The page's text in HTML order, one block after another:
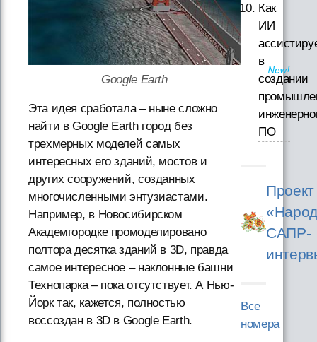
Google Earth
Эта идея сработала – ныне сложно
найти в Google Earth город без
трехмерных моделей самых
интересных его зданий, мостов и
других сооружений, созданных
многочисленными энтузиастами.
Например, в Новосибирском
Академгородке промоделировано
полтора десятка зданий в 3D, правда
самое интересное – наклонные башни
Технопарка – пока отсутствует. А Нью-
Йорк так, кажется, полностью
воссоздан в 3D в Google Earth.
Как
ИИ
в
создании
ПО
Проект
САПР-
Все
номера